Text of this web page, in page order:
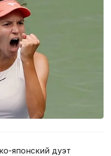
японский дуэт